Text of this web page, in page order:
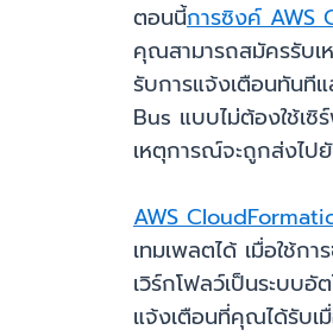
ตอนนี้การซิงค์ AWS
คุณสามารถสมัครรับ
รับการแจ้งเตือนทันที
Bus แบบไม่ต้องใช้เซิ
เหตุการณ์จะถูกส่งไป
AWS
เทมเพลตได้ เมื่อใช้ก
เวิร์กโฟลว์เป็นระบบ
แจ้งเตือนที่คุณได้รับเ